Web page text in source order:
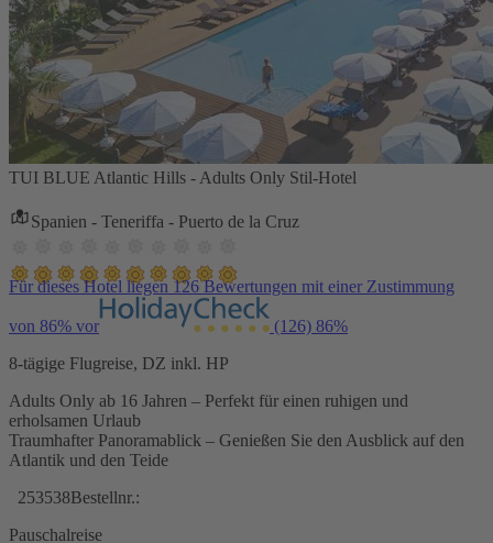
TUI BLUE Atlantic Hills - Adults Only Stil-Hotel
Spanien - Teneriffa - Puerto de la Cruz
Für dieses Hotel liegen 126 Bewertungen mit einer Zustimmung
von 86% vor (126) 86%
8-tägige Flugreise, DZ inkl. HP
Adults Only ab 16 Jahren – Perfekt für einen ruhigen und
erholsamen Urlaub
Traumhafter Panoramablick – Genießen Sie den Ausblick auf den
Atlantik und den Teide
253538Bestellnr.:
Pauschalreise